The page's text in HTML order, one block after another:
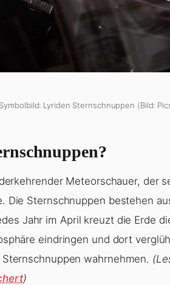
Symbolbild: Lyriden Sternschnuppen (Bild:
Meteorschauer, der
Die Sternschnuppen bestehen
Jahr im April kreuzt die Erde
eindringen und dort
wahrnehmen.
)